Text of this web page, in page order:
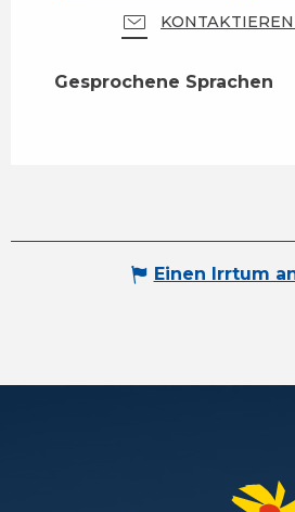
Gesprochene Sprachen
Gesprochene Sprachen
Einen Irrtum